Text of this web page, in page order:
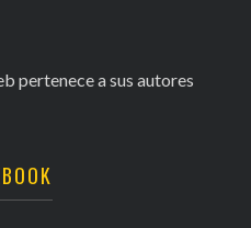
pertenece a sus autores